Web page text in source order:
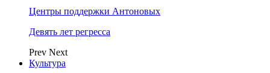
Центры поддержки Антоновых
Девять лет регресса
Prev Next
Культура